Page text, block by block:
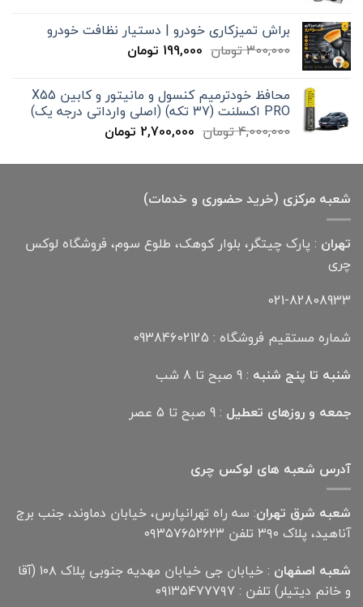
تا
براش تمیزکاری خودرو | دستیار نظافت خودرو
300,000تومان قیمت
بود.
199,000 تومانقیمت
199,000 تومان
است. محافظ خودترمیم کنسول و مانیتور و کابین X55
PRO اکسلنت (37 تکه) (اصلی وارداتی درجه یک)
4,000,000تومان قیمت
4,000,000 تومان
2,700,000 تومانقیمت
2,700,000 تومان
شعبه مرکزی (خرید حضوری و خدمات)
تهران : پارک چیتگر، بلوار کوهک، طلوع سوم، فروشگاه لوکس
چری
021-82808933
شماره مستقیم فروشگاه : 09384602125
شنبه تا پنج شنبه : 9 صبح تا 8 شب
جمعه و روزهای تعطیل : 9 صبح تا 5 عصر
آدرس شعبه های لوکس چری
شعبه شرق تهران: سه راه تهرانپارس، خیابان دماوند، جنب برج
آناهید، پلاک ۳۹۰ تلفن ۰۹۳۵۷۶۵۲۶۲۳
شعبه اصفهان
: خیابان جی خیابان مهدیه جنوبی پلاک ۱۰۸ (آقا
و خانم دیتیلر) تلفن : ۰۹۱۳۵۴۷۷۷۹۷